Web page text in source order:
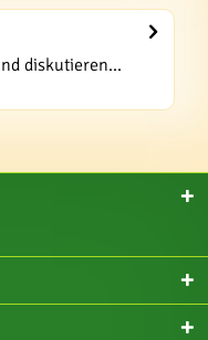
diskutieren...